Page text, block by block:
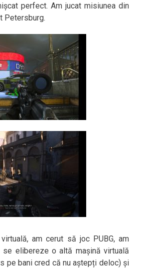
perfect. Am jucat misiunea din
Petersburg.
am cerut să joc PUBG, am
elibereze o altă mașină virtuală
pe bani cred că nu aștepți deloc) și